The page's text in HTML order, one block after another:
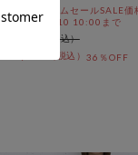
期間限定タイムセールSALE価
10%OFF! 8/10 10:00まで
36％OFF